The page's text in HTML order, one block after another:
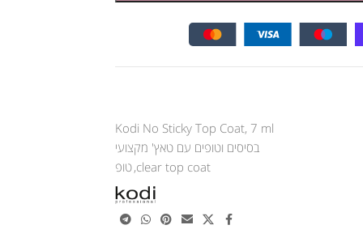
Kodi No Sticky Top Coat, 7 ml
בסיסים וטופים עם טאץ' מקצועי
clear top coat
,טופ